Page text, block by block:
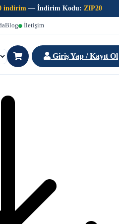
indirim— İndirim Kodu: ZIP20
Blog İletişim
Giriş Yap / Kayıt Ol